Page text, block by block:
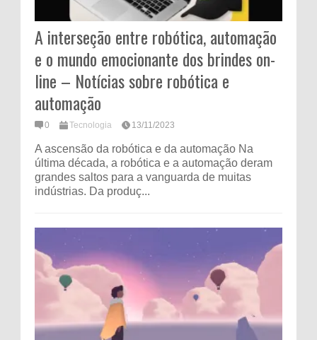
A interseção entre robótica, automação
e o mundo emocionante dos brindes on-
line – Notícias sobre robótica e
automação
0 Tecnologia 13/11/2023
A ascensão da robótica e da automação Na
última década, a robótica e a automação deram
grandes saltos para a vanguarda de muitas
indústrias. Da produç...